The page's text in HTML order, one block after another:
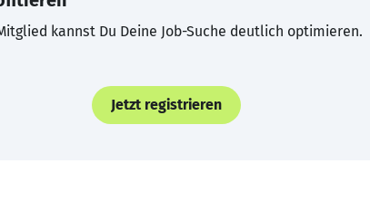
kannst Du Deine Job-Suche deutlich optimieren.
Jetzt registrieren